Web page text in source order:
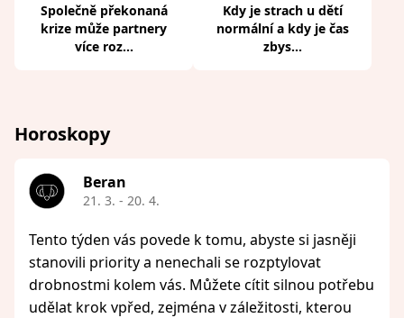
Společně překonaná
krize může partnery
více roz...
Kdy je strach u dětí
normální a kdy je čas
zbys...
Horoskopy
Beran
21. 3. - 20. 4.
Tento týden vás povede k tomu, abyste si jasněji
stanovili priority a nenechali se rozptylovat
drobnostmi kolem vás. Můžete cítit silnou potřebu
udělat krok vpřed, zejména v záležitosti, kterou